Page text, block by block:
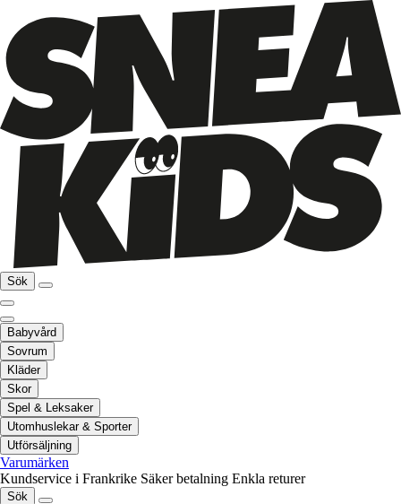
Sök
Babyvård
Sovrum
Kläder
Skor
Spel & Leksaker
Utomhuslekar & Sporter
Utförsäljning
Varumärken
Kundservice i Frankrike Säker betalning Enkla returer
Sök